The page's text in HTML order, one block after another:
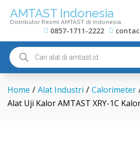
AMTAST Indonesia
Distributor Resmi AMTAST di Indonesia
0857-1711-2222
Home / Alat Industri / Calorimeter
Alat Uji Kalor AMTAST XRY-1C